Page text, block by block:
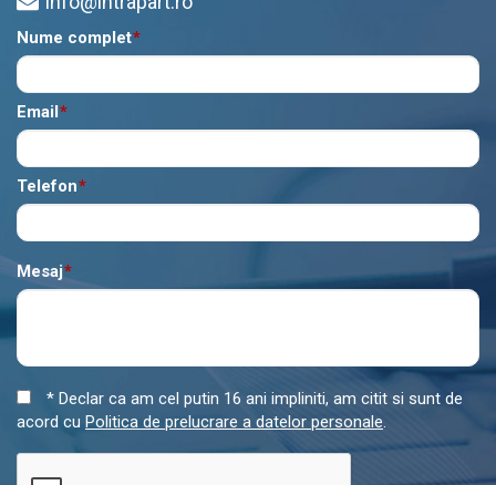
*
Nume complet
*
Email
*
Telefon
*
Mesaj
* Declar ca am cel putin 16 ani impliniti, am citit si sunt de
acord cu Politica de prelucrare a datelor personale.